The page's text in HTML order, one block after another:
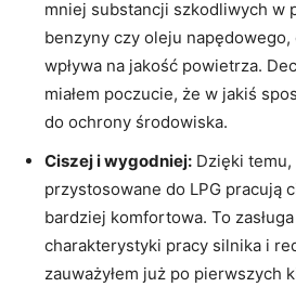
mniej substancji‍ szkodliwych w
⁤benzyny czy oleju
wpływa na jakość powietrza.
miałem poczucie, że w jakiś
do ochrony środowiska.
Ciszej i wygodniej: Dzięki⁣
przystosowane do LPG pracują
bardziej komfortowa. To
charakterystyki pracy silnika ⁢i
zauważyłem już po pierwszych